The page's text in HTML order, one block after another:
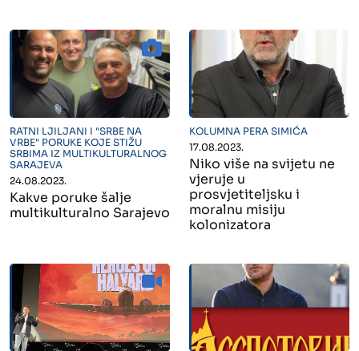
" alt="">
RATNI LJILJANI I "SRBE NA
VRBE" PORUKE KOJE STIŽU
SRBIMA IZ MULTIKULTURALNOG
SARAJEVA
24.08.2023.
Kakve poruke šalje
multikulturalno Sarajevo
" alt="">
KOLUMNA PERA SIMIĆA
17.08.2023.
Niko više na svijetu ne
vjeruje u
prosvjetiteljsku i
moralnu misiju
kolonizatora